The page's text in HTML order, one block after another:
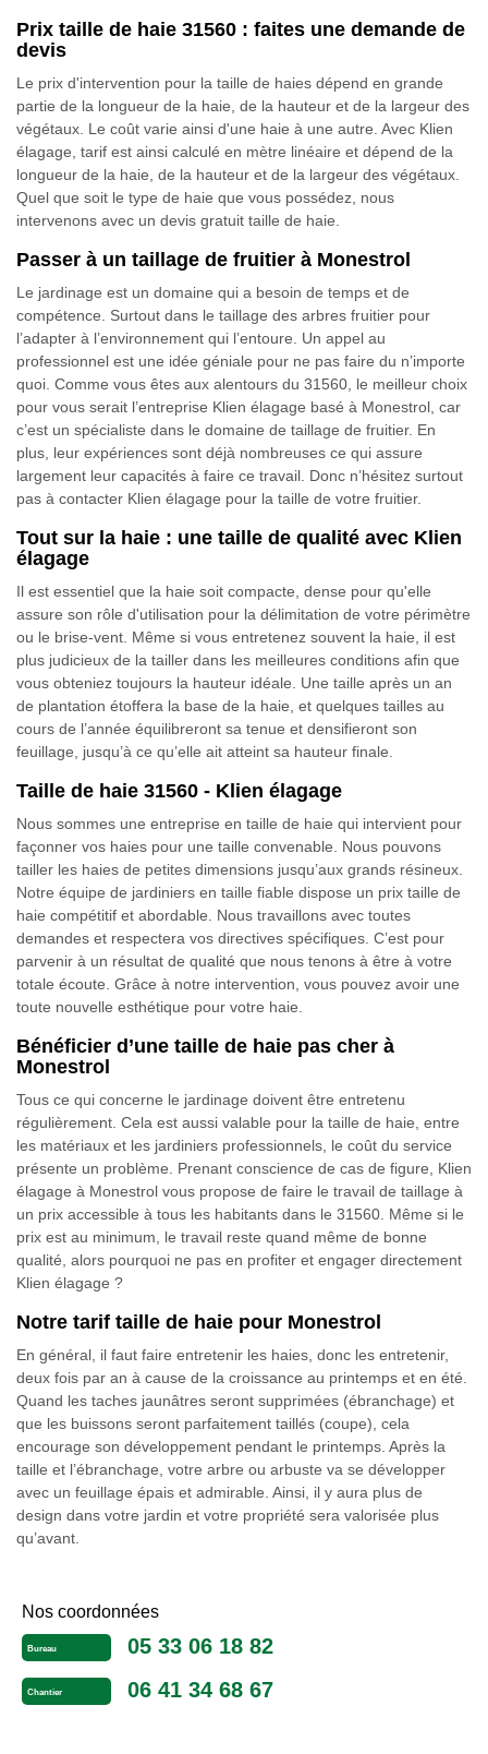
Prix taille de haie 31560 : faites une demande de
devis
Le prix d'intervention pour la taille de haies dépend en grande
partie de la longueur de la haie, de la hauteur et de la largeur des
végétaux. Le coût varie ainsi d'une haie à une autre. Avec Klien
élagage, tarif est ainsi calculé en mètre linéaire et dépend de la
longueur de la haie, de la hauteur et de la largeur des végétaux.
Quel que soit le type de haie que vous possédez, nous
intervenons avec un devis gratuit taille de haie.
Passer à un taillage de fruitier à Monestrol
Le jardinage est un domaine qui a besoin de temps et de
compétence. Surtout dans le taillage des arbres fruitier pour
l’adapter à l’environnement qui l’entoure. Un appel au
professionnel est une idée géniale pour ne pas faire du n’importe
quoi. Comme vous êtes aux alentours du 31560, le meilleur choix
pour vous serait l’entreprise Klien élagage basé à Monestrol, car
c’est un spécialiste dans le domaine de taillage de fruitier. En
plus, leur expériences sont déjà nombreuses ce qui assure
largement leur capacités à faire ce travail. Donc n’hésitez surtout
pas à contacter Klien élagage pour la taille de votre fruitier.
Tout sur la haie : une taille de qualité avec Klien
élagage
Il est essentiel que la haie soit compacte, dense pour qu'elle
assure son rôle d'utilisation pour la délimitation de votre périmètre
ou le brise-vent. Même si vous entretenez souvent la haie, il est
plus judicieux de la tailler dans les meilleures conditions afin que
vous obteniez toujours la hauteur idéale. Une taille après un an
de plantation étoffera la base de la haie, et quelques tailles au
cours de l’année équilibreront sa tenue et densifieront son
feuillage, jusqu’à ce qu’elle ait atteint sa hauteur finale.
Taille de haie 31560 - Klien élagage
Nous sommes une entreprise en taille de haie qui intervient pour
façonner vos haies pour une taille convenable. Nous pouvons
tailler les haies de petites dimensions jusqu’aux grands résineux.
Notre équipe de jardiniers en taille fiable dispose un prix taille de
haie compétitif et abordable. Nous travaillons avec toutes
demandes et respectera vos directives spécifiques. C’est pour
parvenir à un résultat de qualité que nous tenons à être à votre
totale écoute. Grâce à notre intervention, vous pouvez avoir une
toute nouvelle esthétique pour votre haie.
Bénéficier d’une taille de haie pas cher à
Monestrol
Tous ce qui concerne le jardinage doivent être entretenu
régulièrement. Cela est aussi valable pour la taille de haie, entre
les matériaux et les jardiniers professionnels, le coût du service
présente un problème. Prenant conscience de cas de figure, Klien
élagage à Monestrol vous propose de faire le travail de taillage à
un prix accessible à tous les habitants dans le 31560. Même si le
prix est au minimum, le travail reste quand même de bonne
qualité, alors pourquoi ne pas en profiter et engager directement
Klien élagage ?
Notre tarif taille de haie pour Monestrol
En général, il faut faire entretenir les haies, donc les entretenir,
deux fois par an à cause de la croissance au printemps et en été.
Quand les taches jaunâtres seront supprimées (ébranchage) et
que les buissons seront parfaitement taillés (coupe), cela
encourage son développement pendant le printemps. Après la
taille et l’ébranchage, votre arbre ou arbuste va se développer
avec un feuillage épais et admirable. Ainsi, il y aura plus de
design dans votre jardin et votre propriété sera valorisée plus
qu’avant.
Nos coordonnées
Bureau 05 33 06 18 82
Chantier 06 41 34 68 67